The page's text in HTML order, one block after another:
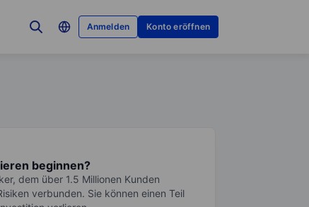
Anmelden Konto eröffnen
beginnen?
dem über 1.5 Millionen Kunden
verbunden. Sie können einen Teil